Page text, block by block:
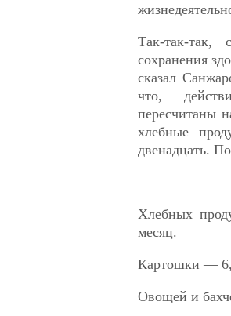
Так-так-
сохранения
сказал
что,
пересчитаны
хлебные
двенадцать.
Хлебных
месяц.
Картошки —
Овощей и